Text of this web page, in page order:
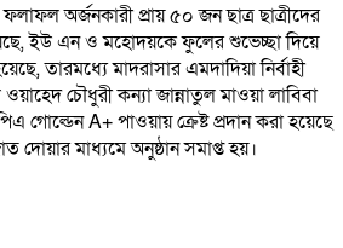
অর্জনকারী প্রায় ৫০ জন ছাত্র ছাত্রীদের
ইউ এন ও মহোদয়কে ফুলের শুভেচ্ছা দিয়ে
তারমধ্যে মাদরাসার এমদাদিয়া নির্বাহী
চৌধুরী কন্যা জান্নাতুল মাওয়া লাবিবা
গোল্ডেন A+ পাওয়ায় ক্রেষ্ট প্রদান করা হয়েছে
দোয়ার মাধ্যমে অনুষ্ঠান সমাপ্ত হয়।